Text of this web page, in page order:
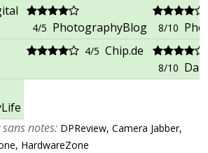
4/5 PhotographyBlog 8/10
4/5 Chip.de
8/10
notes: DPReview, Camera Jabber,
HardwareZone